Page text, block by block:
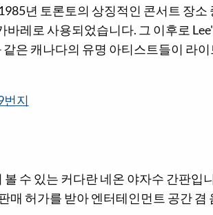
년 토론토의 상징적인 콘서트 장소
바레로 사용되었습니다. 그 이후로
은 캐나다의 유명 아티스트들이 라
번지
수 있는 커다란 네온 야자수 간판입
매 허가를 받아 엔터테인먼트 공간 겸